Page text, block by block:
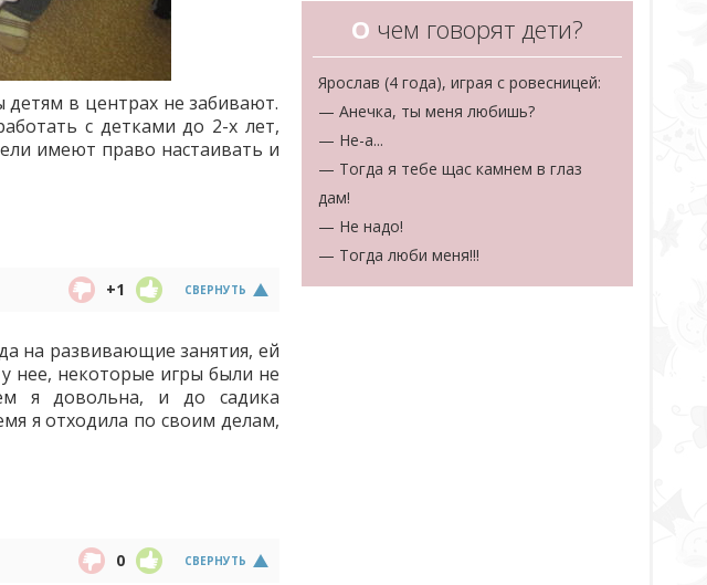
в центрах не забивают.
с детками до 2-х лет,
имеют право настаивать и
СВЕРНУТЬ
+1
на развивающие занятия, ей
нее, некоторые игры были не
я довольна, и до садика
я отходила по своим делам,
СВЕРНУТЬ
0
О чем говорят дети?
Ярослав (4 года), играя с ровесницей:
— Анечка, ты меня любишь?
— Не-а...
— Тогда я тебе щас камнем в глаз
дам!
— Не надо!
— Тогда люби меня!!!